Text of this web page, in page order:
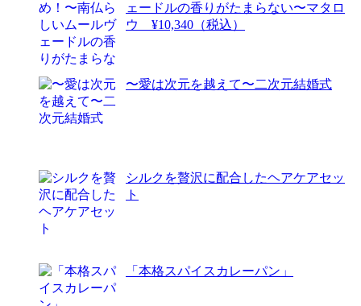
ェードルの香りがたまらない〜マタロ
ウ ¥10,340（税込）
〜愛は次元を越えて〜二次元結婚式
シルクを贅沢に配合したヘアケアセッ
ト
「本格スパイスカレーパン」